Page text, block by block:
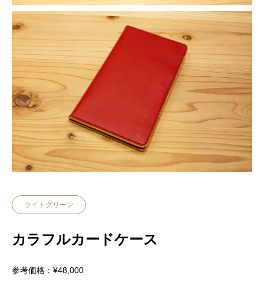
ライトグリーン
カラフルカードケース
参考価格：¥48,000